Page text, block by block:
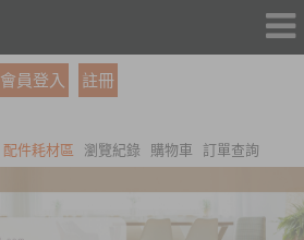
會員登入 註冊
配件耗材區 瀏覽紀錄 購物車 訂單查詢